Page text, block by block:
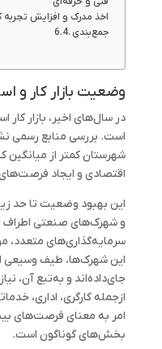
اخذ مدرک و افزایش تجربه
جمع‌بندی
وضعیت بازار کار و
در سال‌های اخیر، بازار
است. بررسی منابع رسمی
شهرستان کمتر از میانگین
اقتصادی و ایجاد
این بهبود وضعیت تا حد
و شهرک‌های صنعتی اطراف
سرمایه‌گذاری‌های متعدد،
این شهرک‌ها، طیف وسیعی
جای‌داده‌اند و به‌تبع آن،
ازجمله کارگری، اداری،
امر به معنای فرصت‌های
بخش‌های گوناگون است.